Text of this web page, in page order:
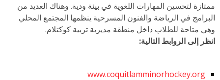
ممتازة لتحسين المهارات اللغوية في بيئة ودية. وهناك العديد من
البرامج في الرياضة والفنون المسرحية ينظمها المجتمع المحلي
وهي متاحة للطلاب داخل منطقة مديرية تربية كوكتلام.
انظر إلى الروابط التالية:
www.coquitlamminorhockey.org